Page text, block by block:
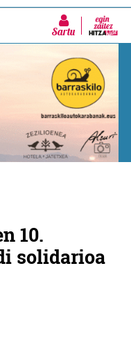
Sartu
10.
solidarioa